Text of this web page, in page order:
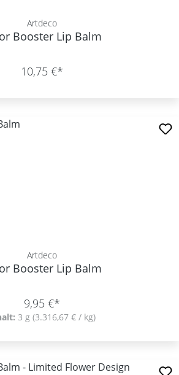
Artdeco
Booster Lip Balm
10,75 €*
Artdeco
Booster Lip Balm
9,95 €*
3 g (3.316,67 € / kg)